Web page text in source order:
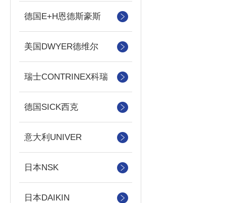
德国E+H恩德斯豪斯
美国DWYER德维尔
瑞士CONTRINEX科瑞
德国SICK西克
意大利UNIVER
日本NSK
日本DAIKIN